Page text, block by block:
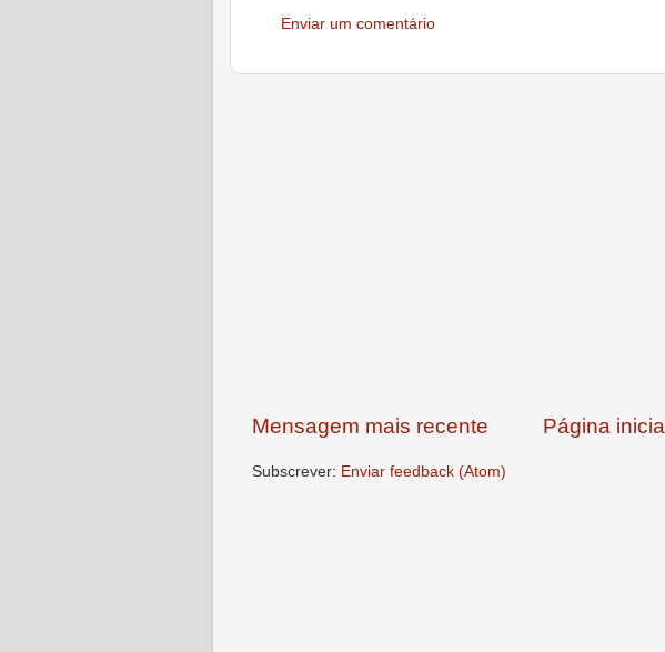
Enviar um comentário
Mensagem mais recente Página inicial
Subscrever: Enviar feedback (Atom)